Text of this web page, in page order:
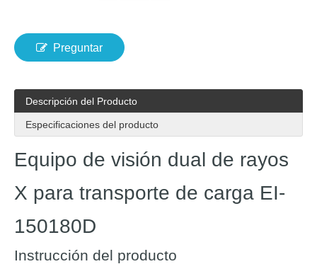
Preguntar
Descripción del Producto
Especificaciones del producto
Equipo de visión dual de rayos
X para transporte de carga EI-
150180D
Instrucción del producto